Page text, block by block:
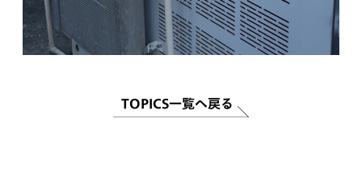
TOPICS一覧へ戻る